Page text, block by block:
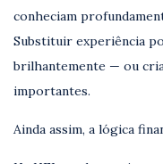
conheciam
Substituir experiência
brilhantemente — ou
importantes.
Ainda assim, a lógica